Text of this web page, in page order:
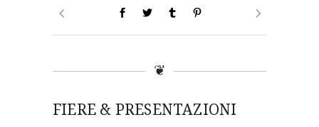
❦
FIERE & PRESENTAZIONI